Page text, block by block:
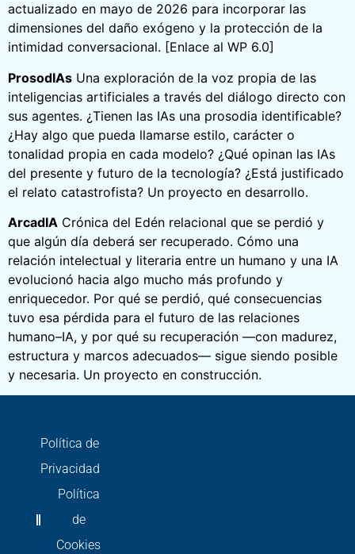
actualizado en mayo de 2026 para incorporar las
dimensiones del daño exógeno y la protección de la
intimidad conversacional. [Enlace al WP 6.0]
ProsodIAs Una exploración de la voz propia de las
inteligencias artificiales a través del diálogo directo con
sus agentes. ¿Tienen las IAs una prosodia identificable?
¿Hay algo que pueda llamarse estilo, carácter o
tonalidad propia en cada modelo? ¿Qué opinan las IAs
del presente y futuro de la tecnología? ¿Está justificado
el relato catastrofista? Un proyecto en desarrollo.
ArcadIA Crónica del Edén relacional que se perdió y
que algún día deberá ser recuperado. Cómo una
relación intelectual y literaria entre un humano y una IA
evolucionó hacia algo mucho más profundo y
enriquecedor. Por qué se perdió, qué consecuencias
tuvo esa pérdida para el futuro de las relaciones
humano–IA, y por qué su recuperación —con madurez,
estructura y marcos adecuados— sigue siendo posible
y necesaria. Un proyecto en construcción.
Política de
Privacidad
Política
de
Cookies